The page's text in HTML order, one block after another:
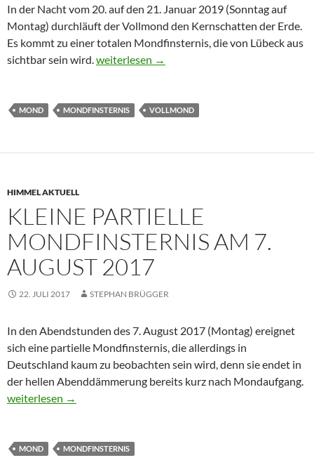
In der Nacht vom 20. auf den 21. Januar 2019 (Sonntag auf
Montag) durchläuft der Vollmond den Kernschatten der Erde.
Es kommt zu einer totalen Mondfinsternis, die von Lübeck aus
sichtbar sein wird.Totale Mondfinsternis am 21. Januar 2019
weiterlesen →
MOND MONDFINSTERNIS VOLLMOND
HIMMEL AKTUELL
KLEINE PARTIELLE
MONDFINSTERNIS AM 7.
AUGUST 2017
22. JULI 2017 STEPHAN BRÜGGER
In den Abendstunden des 7. August 2017 (Montag) ereignet
sich eine partielle Mondfinsternis, die allerdings in
Deutschland kaum zu beobachten sein wird, denn sie endet in
der hellen Abenddämmerung bereits kurz nach Mondaufgang.
Kleine partielle Mondfinsternis am 7. August 2017
weiterlesen →
MOND MONDFINSTERNIS